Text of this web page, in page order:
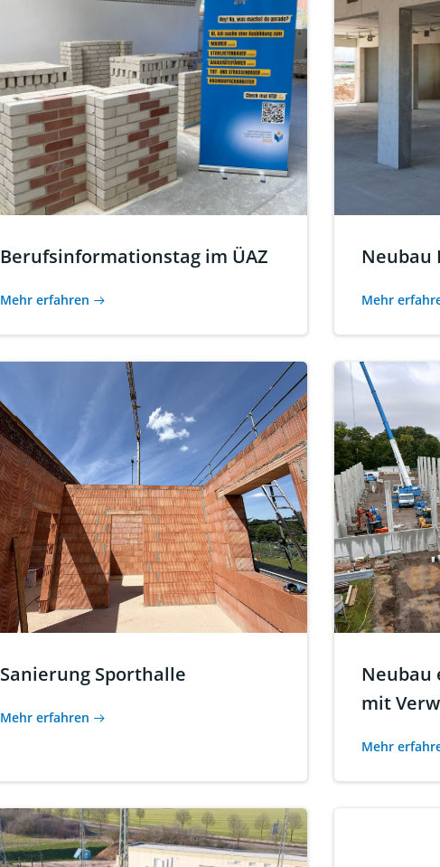
Berufsinformationstag im ÜAZ
Mehr erfahren
Neubau
Mehr
Sanierung Sporthalle
Mehr erfahren
Neubau
mit
Mehr